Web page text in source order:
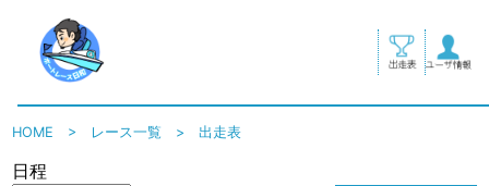
HOME > レース一覧 >出走表
日程